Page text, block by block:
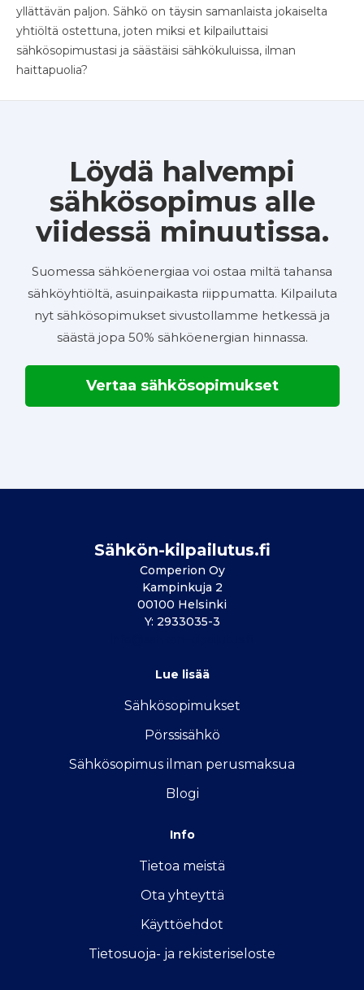
yllättävän paljon. Sähkö on täysin samanlaista jokaiselta
yhtiöltä ostettuna, joten miksi et kilpailuttaisi
sähkösopimustasi ja säästäisi sähkökuluissa, ilman
haittapuolia?
Löydä halvempi
sähkösopimus alle
viidessä minuutissa.
Suomessa sähköenergiaa voi ostaa miltä tahansa
sähköyhtiöltä, asuinpaikasta riippumatta. Kilpailuta
nyt sähkösopimukset sivustollamme hetkessä ja
säästä jopa 50% sähköenergian hinnassa.
Vertaa sähkösopimukset
Sähkön-kilpailutus.fi
Comperion Oy
Kampinkuja 2
00100 Helsinki
Y: 2933035-3
Lue lisää
Sähkösopimukset
Pörssisähkö
Sähkösopimus ilman perusmaksua
Blogi
Info
Tietoa meistä
Ota yhteyttä
Käyttöehdot
Tietosuoja- ja rekisteriseloste